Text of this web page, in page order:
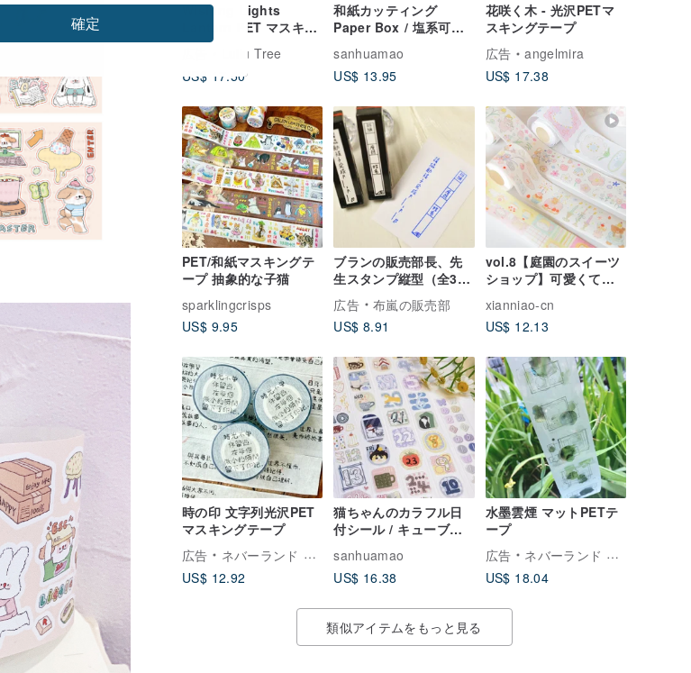
Wishing Lights
Lantern PET マスキン
グテープ 4.5cm
Lullu Tree
US$ 17.50
和紙カッティング
Paper Box / 塩系可愛
い手帳用 / 文具装飾素
材
sanhuamao
US$ 13.95
花咲く木 - 光沢PETマ
スキングテープ
広告
angelmira
US$ 17.38
PET/和紙マスキングテ
ープ 抽象的な子猫
sparklingcrisps
US$ 9.95
ブランの販売部長、先
生スタンプ縦型（全30
種）フレームあり・な
し機能、学習スタン
プ、氏名印
広告
布嵐の販売部
US$ 8.91
vol.8【庭園のスイーツ
ショップ】可愛くて癒
PETテープ／塩系／ダ
イカット
xianniao-cn
US$ 12.13
時の印 文字列光沢PET
マスキングテープ
広告
ネバーランド 森林デザイン
US$ 12.92
猫ちゃんのカラフル日
付シール / キューブ柄
帳デコレーション文具
sanhuamao
US$ 16.38
水墨雲煙 マットPETテ
ープ
広告
ネバーランド 森林デザイン
US$ 18.04
類似アイテムをもっと見る
確定